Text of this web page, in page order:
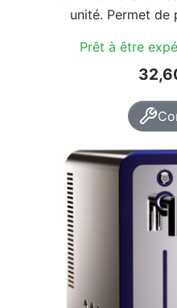
unité. Permet de
Prêt à être
Prix